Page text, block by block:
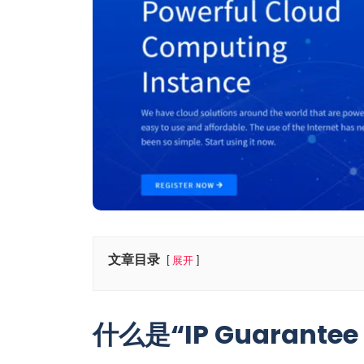
文章目录 展开
什么是“IP Guarantee